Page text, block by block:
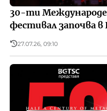
30-ти
фестивал започва в
27.07.26, 09:10